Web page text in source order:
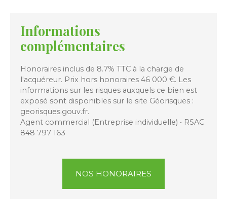
Informations
complémentaires
Honoraires inclus de 8.7% TTC à la charge de
l'acquéreur. Prix hors honoraires 46 000 €. Les
informations sur les risques auxquels ce bien est
exposé sont disponibles sur le site Géorisques :
georisques.gouv.fr.
Agent commercial (Entreprise individuelle) • RSAC
848 797 163
NOS HONORAIRES